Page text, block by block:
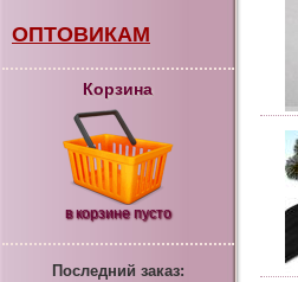
ОПТОВИКАМ
Корзина
в корзине пусто
Последний заказ: